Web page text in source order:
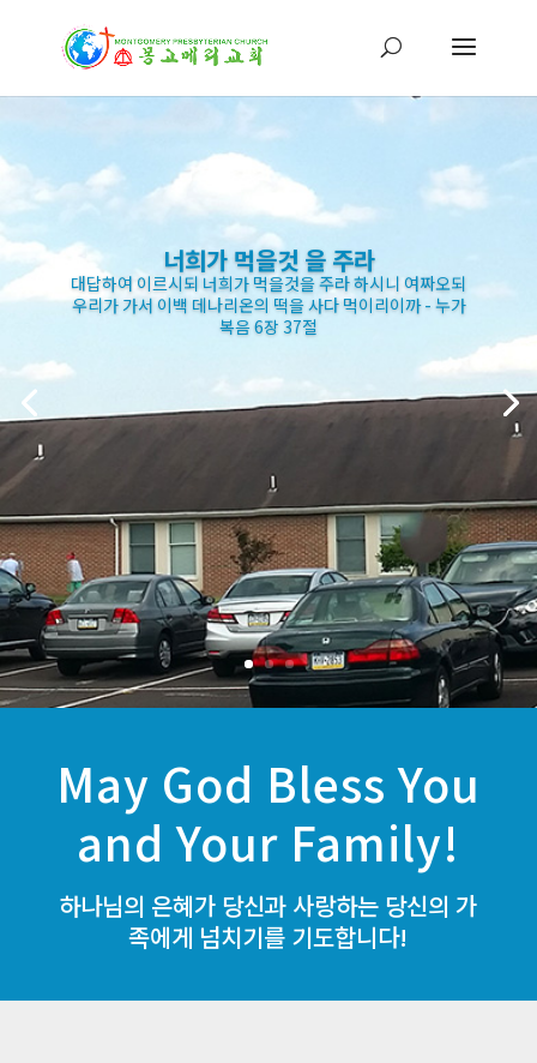
너희가 먹을것 을 주라
대답하여 이르시되 너희가 먹을것을 주라 하시니 여짜오되
우리가 가서 이백 데나리온의 떡을 사다 먹이리이까 - 누가
복음 6장 37절
우리가 가서 이백 데나리온의 떡을 사다 먹이리이까 - 누가
May God Bless You
and Your Family!
하나님의 은혜가 당신과 사랑하는 당신의 가
족에게 넘치기를 기도합니다!